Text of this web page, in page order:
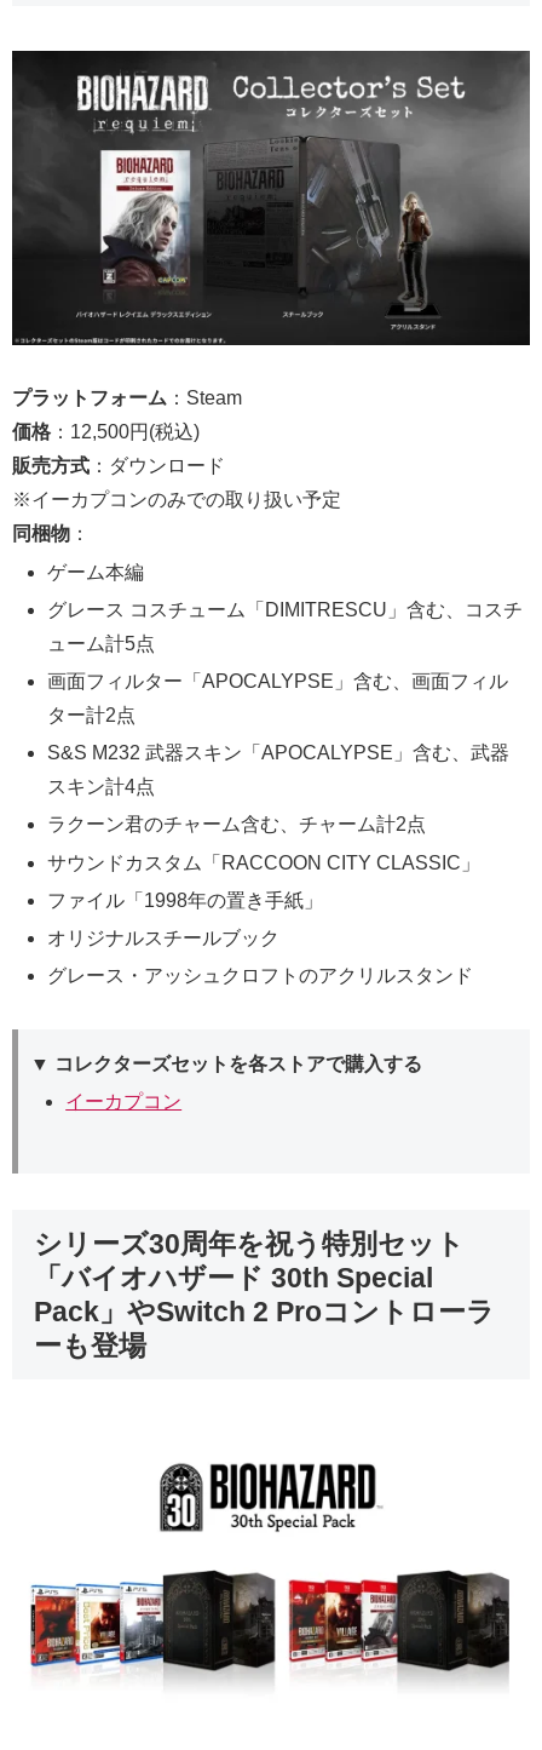
プラットフォーム ：Steam
価格 ：12,500円(税込)
販売方式 ：ダウンロード
※イーカプコンのみでの取り扱い予定
同梱物 ：
ゲーム本編
グレース コスチューム「DIMITRESCU」含む、コスチ
ューム計5点
画面フィルター「APOCALYPSE」含む、画面フィル
ター計2点
S&S M232 武器スキン「APOCALYPSE」含む、武器
スキン計4点
ラクーン君のチャーム含む、チャーム計2点
サウンドカスタム「RACCOON CITY CLASSIC」
ファイル「1998年の置き手紙」
オリジナルスチールブック
グレース・アッシュクロフトのアクリルスタンド
▼ コレクターズセットを各ストアで購入する
イーカプコン
シリーズ30周年を祝う特別セット
「バイオハザード 30th Special
Pack」やSwitch 2 Proコントローラ
ーも登場